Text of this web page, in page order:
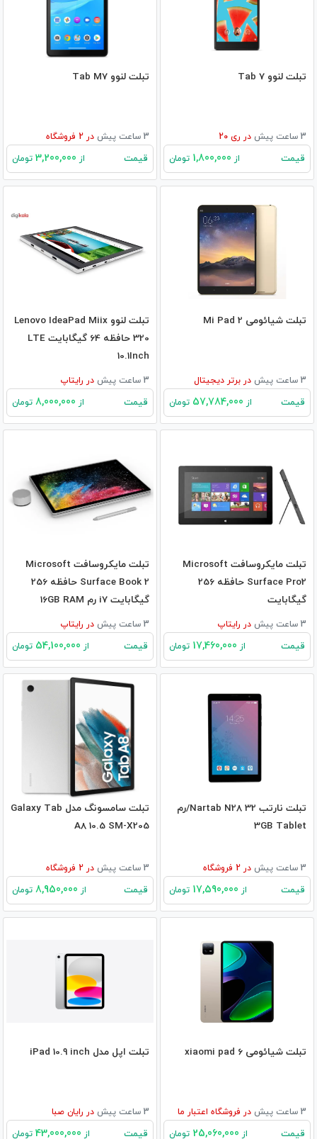
تبلت لنوو Tab 7
3 ساعت پیش در ری 20
قیمت از تومان
تبلت لنوو Tab M7
3 ساعت پیش در فروشگاه
قیمت از تومان
تبلت شیائومی Mi Pad 2
3 ساعت پیش در برتر دیجیتال
قیمت از تومان
تبلت لنوو Lenovo IdeaPad Miix
320 حافظه 64 گیگابایت LTE
10.1Inch
3 ساعت پیش در رایتاپ
قیمت از تومان
تبلت مایکروسافت Microsoft
Surface Pro2 حافظه 256
گیگابایت
3 ساعت پیش در رایتاپ
قیمت از تومان
تبلت مایکروسافت Microsoft
Surface Book 2 حافظه 256
گیگابایت i7 رم 16GB RAM
3 ساعت پیش در رایتاپ
قیمت از تومان
تبلت نارتب Nartab N28 32/رم
3GB Tablet
3 ساعت پیش در فروشگاه
قیمت از تومان
تبلت سامسونگ مدل Galaxy Tab
A8 10.5 SM-X205
3 ساعت پیش در فروشگاه
قیمت از تومان
تبلت شیائومی xiaomi pad 6
3 ساعت پیش در فروشگاه اعتبار ما
قیمت از تومان
تبلت اپل مدل iPad 10.9 inch
3 ساعت پیش در رایان صبا
قیمت از تومان